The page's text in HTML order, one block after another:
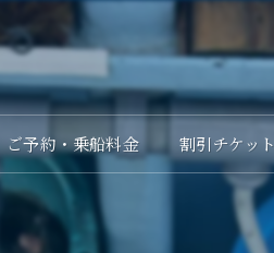
ご予約・乗船料金 割引チケット